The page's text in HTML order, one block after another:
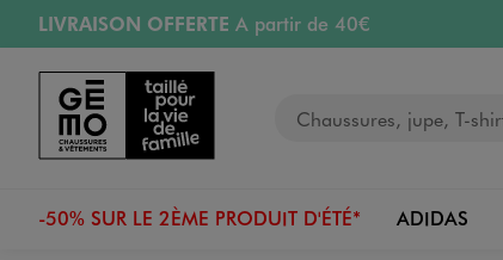
Aller au contenu principal
Aller à la navigation
LIVRAISON OFFERTE A partir de 40€
RETRAIT ET LIVRAISON OFFERTE
PAYEZ EN 3x SANS FRAIS
dès 50€
Retours OFFERTSpendant 30 jours
-50% SUR LE 2ÈME PRODUIT D'ÉTÉ* ADIDAS